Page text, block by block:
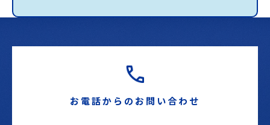
お電話からのお問い合わせ